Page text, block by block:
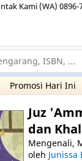
Kami (WA) 0896-
Promosi Hari Ini
Juz
dan
Mengenali,
oleh Junissa